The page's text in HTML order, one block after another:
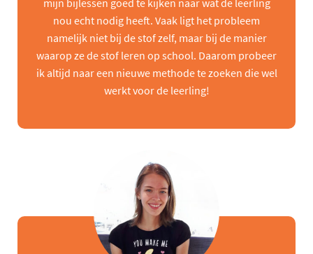
mijn bijlessen goed te kijken naar wat de leerling
nou echt nodig heeft. Vaak ligt het probleem
namelijk niet bij de stof zelf, maar bij de manier
waarop ze de stof leren op school. Daarom probeer
ik altijd naar een nieuwe methode te zoeken die wel
werkt voor de leerling!